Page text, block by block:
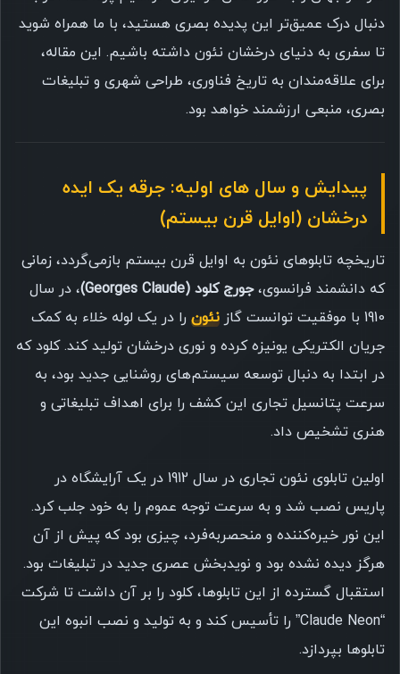
دنبال درک عمیق‌تر این پدیده بصری هستید، با ما همراه شوید
تا سفری به دنیای درخشان نئون داشته باشیم. این مقاله،
برای علاقه‌مندان به تاریخ فناوری، طراحی شهری و تبلیغات
بصری، منبعی ارزشمند خواهد بود.
پیدایش و سال های اولیه: جرقه یک ایده
درخشان (اوایل قرن بیستم)
تاریخچه تابلوهای نئون به اوایل قرن بیستم بازمی‌گردد، زمانی
که دانشمند فرانسوی،جورج کلود (Georges Claude)
، در سال
1910 با موفقیت توانست گاز
نئون را در یک لوله خلاء به کمک
جریان الکتریکی یونیزه کرده و نوری درخشان تولید کند. کلود که
در ابتدا به دنبال توسعه سیستم‌های روشنایی جدید بود، به
سرعت پتانسیل تجاری این کشف را برای اهداف تبلیغاتی و
هنری تشخیص داد.
اولین تابلوی نئون تجاری در سال 1912 در یک آرایشگاه در
پاریس نصب شد و به سرعت توجه عموم را به خود جلب کرد.
این نور خیره‌کننده و منحصربه‌فرد، چیزی بود که پیش از آن
هرگز دیده نشده بود و نویدبخش عصری جدید در تبلیغات بود.
استقبال گسترده از این تابلوها، کلود را بر آن داشت تا شرکت
“Claude Neon” را تأسیس کند و به تولید و نصب انبوه این
تابلوها بپردازد.